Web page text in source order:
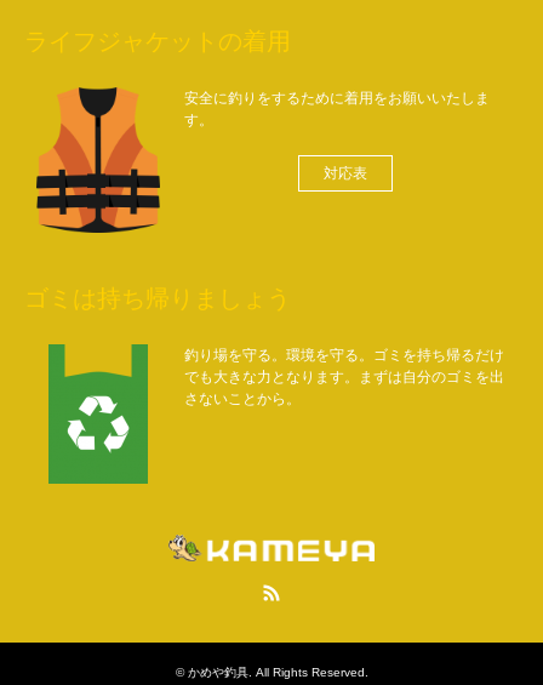
ライフジャケットの着用
安全に釣りをするために着用をお願いいたしま
す。
対応表
ゴミは持ち帰りましょう
釣り場を守る。環境を守る。ゴミを持ち帰るだけ
でも大きな力となります。まずは自分のゴミを出
さないことから。
©かめや釣具. All Rights Reserved.